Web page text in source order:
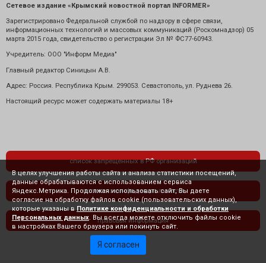
Сетевое издание «Крымский новостной портал INFORMER»
Зарегистрировано Федеральной службой по надзору в сфере связи,
информационных технологий и массовых коммуникаций (Роскомнадзор) 05
марта 2015 года, свидетельство о регистрации Эл № ФС77-60943.
Учредитель: ООО "Информ Медиа"
Главный редактор Синицын А.В.
Адрес: Россия. Республика Крым. 299053. Севастополь, ул. Руднева 26.
Настоящий ресурс может содержать материалы 18+
список запрещенных в РФ организаций
политика конфиденциальности
правовая информация
В целях улучшения работы сайта и анализа статистики посещений,
данные обрабатываются с использованием сервиса
Яндекс.Метрика. Продолжая использовать сайт, Вы даете
согласие на обработку файлов cookie (пользовательских данных),
которые указаны в Политике конфиденциальности и обработки
Персональных данных . Вы всегда можете отключить файлы cookie
в настройках Вашего браузера или покинуть сайт.
Я согласен